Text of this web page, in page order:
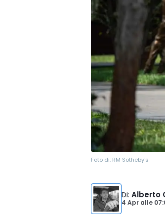
Foto di: RM Sotheby's
Di: Alberto
4 Apr alle